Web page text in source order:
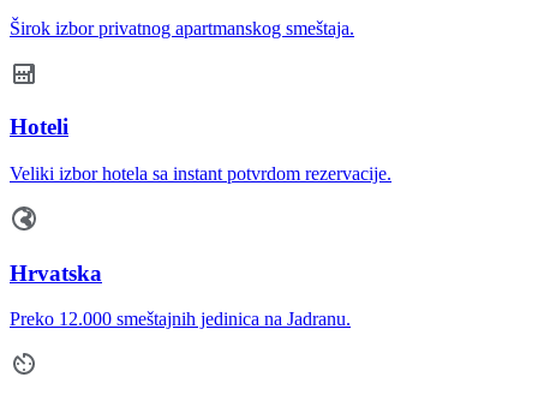
Širok izbor privatnog apartmanskog smeštaja.
Hoteli
Veliki izbor hotela sa instant potvrdom rezervacije.
Hrvatska
Preko 12.000 smeštajnih jedinica na Jadranu.